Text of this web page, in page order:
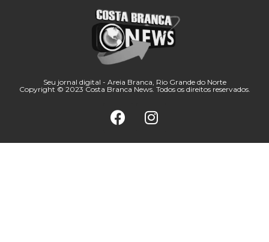
Seu jornal digital - Areia Branca, Rio Grande do Norte
Copyright © 2023 Costa Branca News. Todos os direitos reservados.